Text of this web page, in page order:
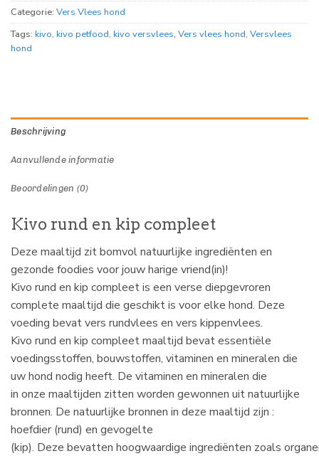
Categorie: Vers Vlees hond
Tags: kivo, kivo petfood, kivo versvlees, Vers vlees hond, Versvlees
hond
Beschrijving
Aanvullende informatie
Beoordelingen (0)
Kivo rund en kip compleet
Deze maaltijd zit bomvol natuurlijke ingrediënten en
gezonde foodies voor jouw harige vriend(in)!
Kivo rund en kip compleetis een verse diepgevroren
complete maaltijd die geschikt is voor elke hond. Deze
voeding bevat vers rundvlees en vers kippenvlees.
Kivo rund en kip compleetmaaltijd bevat essentiële
voedingsstoffen, bouwstoffen, vitaminen en mineralen die
uw hond nodig heeft. De vitaminen en mineralen die
in onze maaltijden zitten worden gewonnen uit natuurlijke
bronnen. De natuurlijke bronnen in deze maaltijd zijn :
hoefdier (rund) en gevogelte
(kip). Deze bevatten hoogwaardige ingrediënten zoals